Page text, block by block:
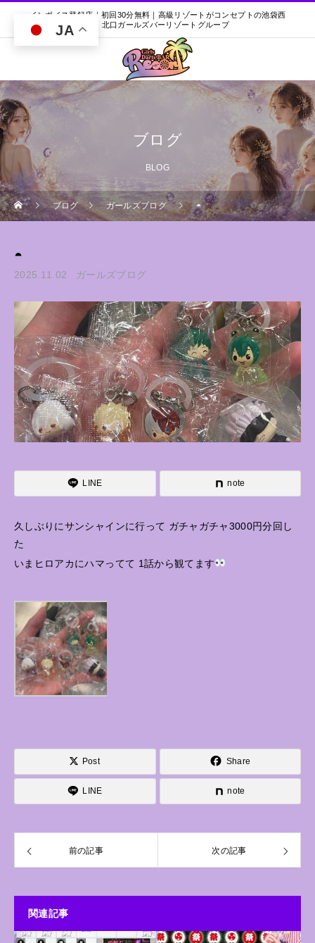
インボイス登録店｜初回30分無料｜高級リゾートがコンセプトの池袋西
口・北口ガールズバーリゾートグループ
ブログ
BLOG
ブログ ガールズブログ ◓
◓
2025.11.02 ガールズブログ
LINE note
久しぶりにサンシャインに行って ガチャガチャ3000円分回し
た
いまヒロアカにハマってて 1話から観てます
Post Share
LINE note
前の記事 次の記事
関連記事
JA